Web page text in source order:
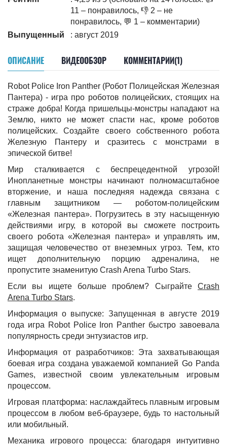
11 – понравилось, 👎 2 – не
понравилось, 💬 1 – комментарии)
Выпущенный
: август 2019
ОПИСАНИЕ ВИДЕООБЗОР КОММЕНТАРИИ(1)
Robot Police Iron Panther (Робот Полицейская Железная
Пантера) - игра про роботов полицейских, стоящих на
страже добра! Когда пришельцы-монстры нападают на
Землю, никто не может спасти нас, кроме роботов
полицейских. Создайте своего собственного робота
Железную Пантеру и сразитесь с монстрами в
эпической битве!
Мир сталкивается с беспрецедентной угрозой!
Инопланетные монстры начинают полномасштабное
вторжение, и наша последняя надежда связана с
главным защитником — роботом-полицейским
«Железная пантера». Погрузитесь в эту насыщенную
действиями игру, в которой вы сможете построить
своего робота «Железная пантера» и управлять им,
защищая человечество от внеземных угроз. Тем, кто
ищет дополнительную порцию адреналина, не
пропустите знаменитую Crash Arena Turbo Stars.
Если вы ищете больше проблем? Сыграйте Crash
Arena Turbo Stars.
Информация о выпуске: Запущенная в августе 2019
года игра Robot Police Iron Panther быстро завоевала
популярность среди энтузиастов игр.
Информация от разработчиков: Эта захватывающая
боевая игра создана уважаемой компанией Go Panda
Games, известной своим увлекательным игровым
процессом.
Игровая платформа: наслаждайтесь плавным игровым
процессом в любом веб-браузере, будь то настольный
или мобильный.
Механика игрового процесса: благодаря интуитивно